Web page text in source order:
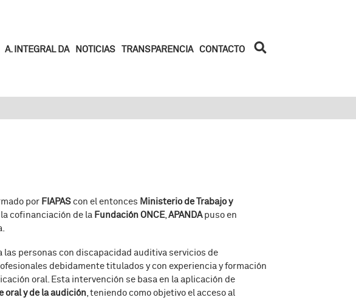
A. INTEGRAL DA NOTICIAS TRANSPARENCIA CONTACTO
por FIAPAScon el entonces Ministerio de Trabajo y
cofinanciación de la Fundación ONCE,APANDApuso en
las personas con discapacidad auditiva servicios de
debidamente titulados y con experiencia y formación
oral. Esta intervención se basa en la aplicación de
oral y de la audición, teniendo como objetivo el acceso al